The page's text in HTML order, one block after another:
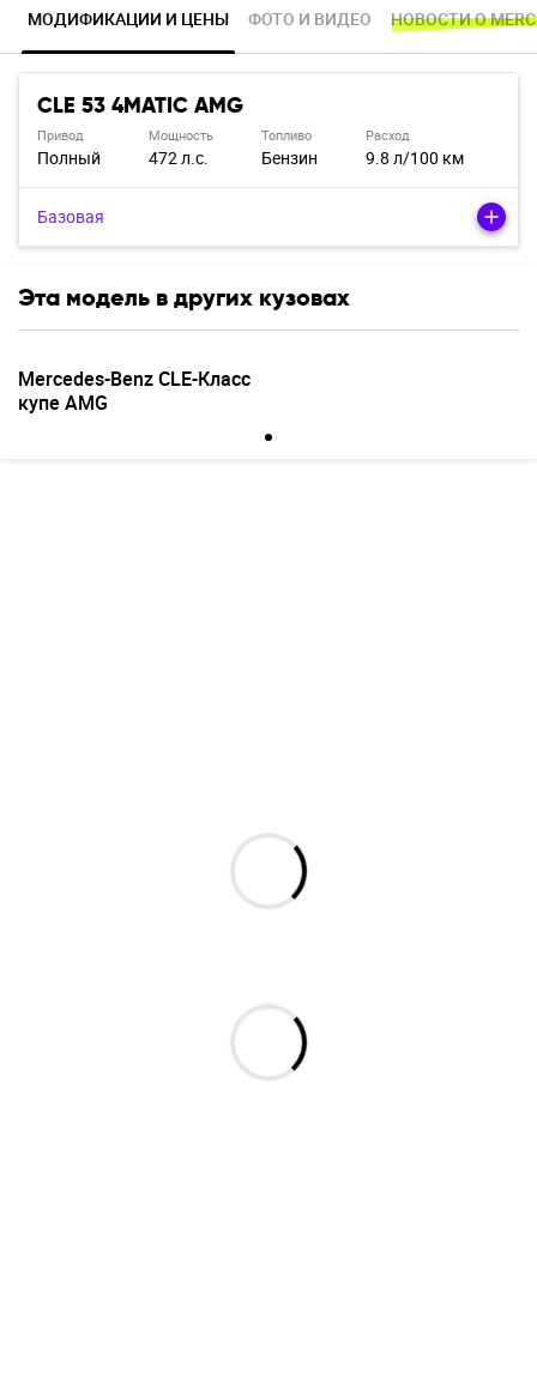
МОДИФИКАЦИИ И ЦЕНЫ ФОТО И ВИДЕО НОВОСТИ О
CLE 53 4MATIC AMG
Привод
Полный
Мощность
472 л.с.
Топливо
Бензин
Расход
9.8 л/100 км
Базовая
Эта модель в других кузовах
Mercedes-Benz CLE-Класс
купе AMG